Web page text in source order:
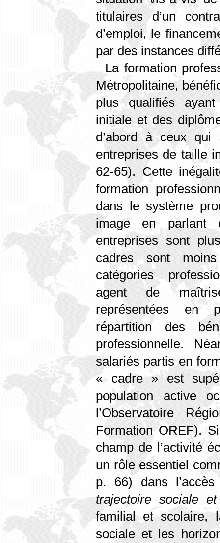
titulaires d’un
d’emploi, le
par des instances
La formation
Métropolitaine,
plus qualifiés
initiale et des
d’abord à ceux
entreprises de taille
62-65). Cette
formation
dans le système
image en parlant
entreprises sont
cadres sont
catégories
agent de
représentées en
répartition des
professionnelle.
salariés partis en
« cadre » est
population active
l’Observatoire
Formation OREF).
champ de l’activité
un rôle essentiel
p. 66) dans
trajectoire sociale
familial et scolaire,
sociale et les